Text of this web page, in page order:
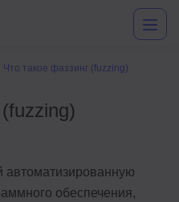
Что такое фаззинг (fuzzing)
автоматизированную
обеспечения,